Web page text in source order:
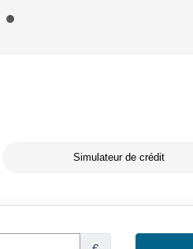
Simulateur de crédit